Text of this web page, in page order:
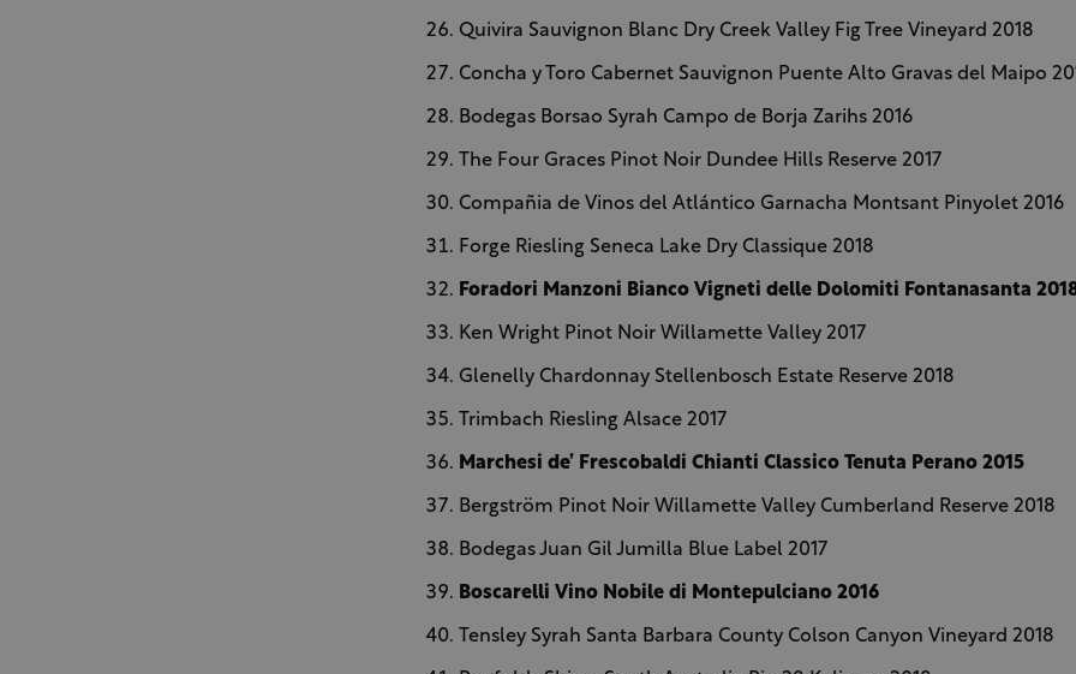
Quivira Sauvignon Blanc Dry Creek Valley Fig Tree Vineyard 2018
Concha y Toro Cabernet Sauvignon Puente Alto Gravas del Maipo
Bodegas Borsao Syrah Campo de Borja Zarihs 2016
The Four Graces Pinot Noir Dundee Hills Reserve 2017
Compañia de Vinos del Atlántico Garnacha Montsant Pinyolet 2016
Forge Riesling Seneca Lake Dry Classique 2018
Foradori Manzoni Bianco Vigneti delle Dolomiti Fontanasanta
Ken Wright Pinot Noir Willamette Valley 2017
Glenelly Chardonnay Stellenbosch Estate Reserve 2018
Trimbach Riesling Alsace 2017
Marchesi de’ Frescobaldi Chianti Classico Tenuta Perano 2015
Bergström Pinot Noir Willamette Valley Cumberland Reserve 2018
Bodegas Juan Gil Jumilla Blue Label 2017
Boscarelli Vino Nobile di Montepulciano 2016
Tensley Syrah Santa Barbara County Colson Canyon Vineyard 2018